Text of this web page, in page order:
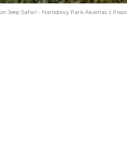
Jeep Safari - Narodowy Park Akamas z